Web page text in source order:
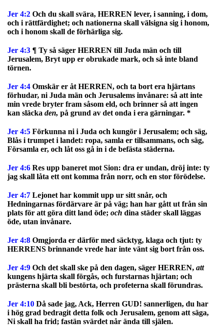
Jer 4:2 Och du skall svära, HERREN lever, i sanning, i dom,
och i rättfärdighet; och nationerna skall välsigna sig i honom,
och i honom skall de förhärliga sig.
Jer 4:3 ¶ Ty så säger HERREN till Juda män och till
Jerusalem, Bryt upp er obrukade mark, och så inte bland
törnen.
Jer 4:4 Omskär er åt HERREN, och ta bort era hjärtans
förhudar, ni Juda män och Jerusalems invånare: så att inte
min vrede bryter fram såsom eld, och brinner så att ingen
kan släcka den, på grund av det onda i era gärningar. *
Jer 4:5 Förkunna ni i Juda och kungör i Jerusalem; och säg,
Blås i trumpet i landet: ropa, samla er tillsammans, och säg,
Församla er, och låt oss gå in i de befästa städerna.
Jer 4:6 Res upp baneret mot Sion: dra er undan, dröj inte: ty
jag skall låta ett ont komma från norr, och en stor förödelse.
Jer 4:7 Lejonet har kommit upp ur sitt snår, och
Hedningarnas fördärvare är på väg; han har gått ut från sin
plats för att göra ditt land öde; och dina städer skall läggas
öde, utan invånare.
Jer 4:8 Omgjorda er därför med säcktyg, klaga och tjut: ty
HERRENS brinnande vrede har inte vänt sig bort från oss.
Jer 4:9 Och det skall ske på den dagen, säger HERREN, att
kungens hjärta skall förgås, och furstarnas hjärtan; och
prästerna skall bli bestörta, och profeterna skall förundras.
Jer 4:10 Då sade jag, Ack, Herren GUD! sannerligen, du har
i hög grad bedragit detta folk och Jerusalem, genom att säga,
Ni skall ha frid; fastän svärdet når ända till själen.